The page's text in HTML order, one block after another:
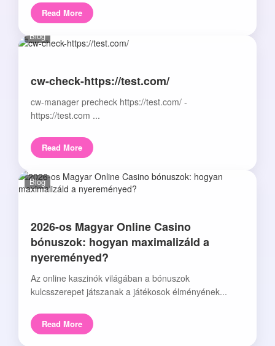
Read More
Blog
cw-check-https://test.com/
cw-manager precheck https://test.com/ -
https://test.com ...
Read More
Blog
2026-os Magyar Online Casino
bónuszok: hogyan maximalizáld a
nyereményed?
Az online kaszinók világában a bónuszok
kulcsszerepet játszanak a játékosok élményének...
Read More